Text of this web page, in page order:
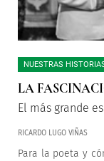
NUESTRAS
LA
El más grande
RICARDO LUGO VIÑAS
Para la poeta y